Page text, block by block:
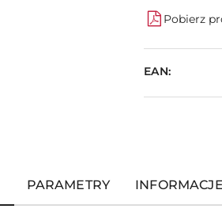
Pobierz
EAN:
PARAMETRY